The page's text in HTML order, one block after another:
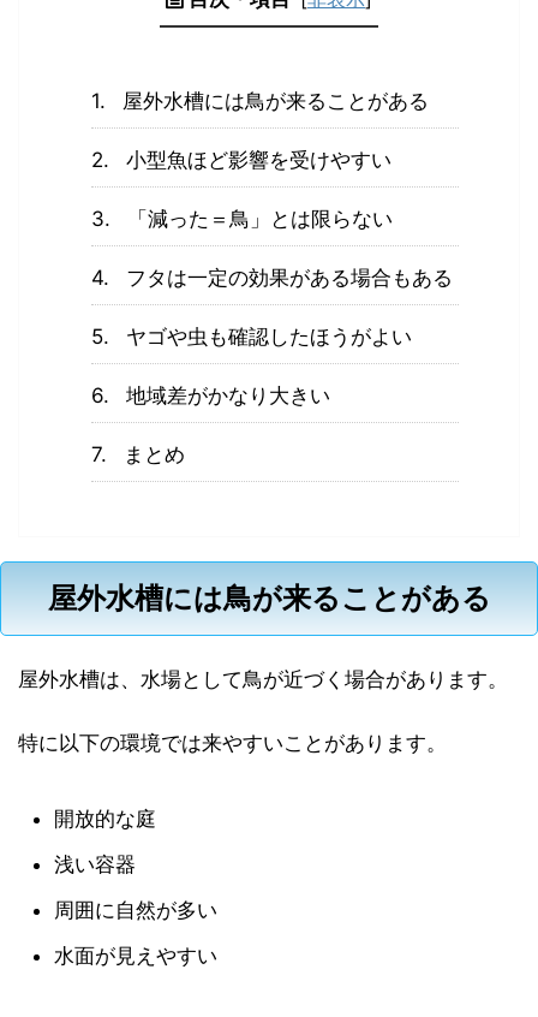
屋外水槽には鳥が来ることがある
小型魚ほど影響を受けやすい
「減った＝鳥」とは限らない
フタは一定の効果がある場合もある
ヤゴや虫も確認したほうがよい
地域差がかなり大きい
まとめ
屋外水槽には鳥が来ることがある
屋外水槽は、水場として鳥が近づく場合があります。
特に以下の環境では来やすいことがあります。
開放的な庭
浅い容器
周囲に自然が多い
水面が見えやすい